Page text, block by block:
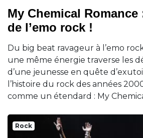
My Chemical Romance
de l’emo rock !
Du big beat ravageur à l’emo
une même énergie traverse les
d’une jeunesse en quête
l’histoire du rock des années
comme un étendard : My
Rock